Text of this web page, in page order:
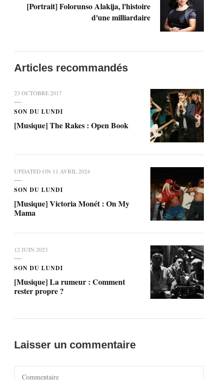
[Portrait] Folorunso Alakija, l'histoire
d'une milliardaire
Articles recommandés
23 OCTOBRE 2017
SON DU LUNDI
[Musique] The Rakes : Open Book
UPDATED ON 11 AVRIL 2024
SON DU LUNDI
[Musique] Victoria Monét : On My
Mama
12 JUIN 2023
SON DU LUNDI
[Musique] La rumeur : Comment
rester propre ?
Laisser un commentaire